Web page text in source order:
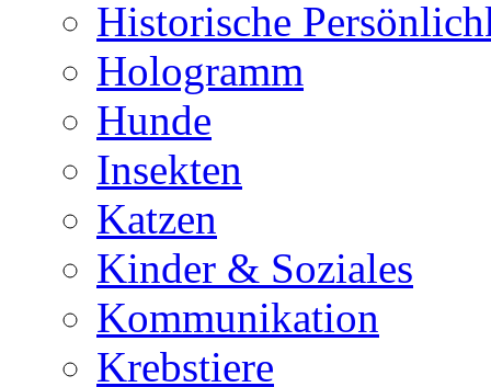
Historische
Hologramm
Hunde
Insekten
Katzen
Kinder & Soziales
Kommunikation
Krebstiere